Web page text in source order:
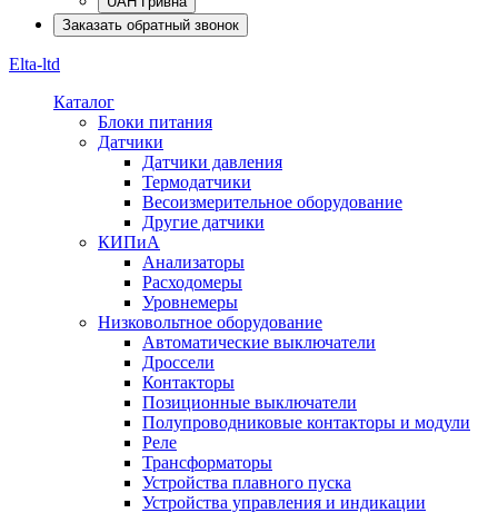
Заказать обратный звонок
Elta-ltd
Каталог
Блоки питания
Датчики
Датчики давления
Термодатчики
Весоизмерительное оборудование
Другие датчики
КИПиА
Анализаторы
Расходомеры
Уровнемеры
Низковольтное оборудование
Автоматические выключатели
Дроссели
Контакторы
Позиционные выключатели
Полупроводниковые контакторы и модули
Реле
Трансформаторы
Устройства плавного пуска
Устройства управления и индикации